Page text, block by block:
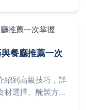
餐廳推薦一次
紹到高級技巧，詳
材選擇、醃製方
資訊。無論您是